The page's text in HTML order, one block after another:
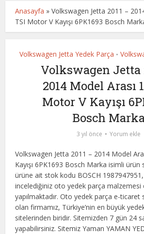
Anasayfa »Volkswagen Jetta 2011 –
TSI Motor V Kayışı 6PK1693 Bosch
Volkswagen Jetta Yedek Parça •
Volkswagen Jetta
2014 Model Arası
Motor V Kayışı
Bosch
3 yıl önce Yorum ekle
Volkswagen Jetta 2011 – 2014 Model
Kayışı 6PK1693 Bosch Marka isimli ürün
ürüne ait stok kodu BOSCH
incelediğiniz oto yedek parça malzemesi
yapılmaktadır. Oto yedek parça e-ticaret
olan firmamız, Türkiye’nin en büyük
sitelerinden biridir. Sitemizden 7 gün 24
yapabilirsiniz. Sitemiz Yaman YAMAN